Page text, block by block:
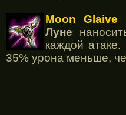
Moon Glaive
Луне
каждой
35% урона меньше,